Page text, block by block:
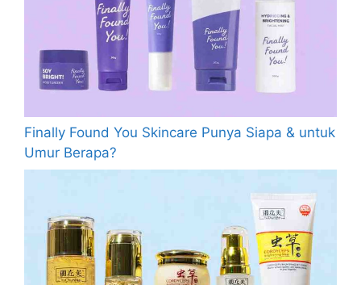
Finally Found You Skincare Punya Siapa & untuk
Umur Berapa?